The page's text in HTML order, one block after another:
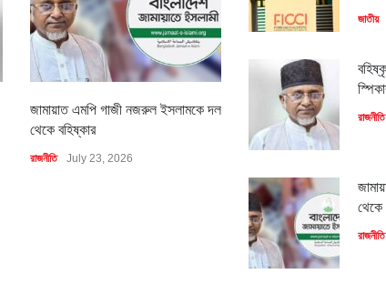
জামায়াত এমপি গাজী নজরুল ইসলামকে দল
থেকে বহিষ্কার
রাজনীতি July 23, 2026
৪০০ মিলিয়ন ডলারের বিদেশি
বাস্তবায়নের পথে
জাতীয়
রাজনীতি
থেকে
রাজনীতি